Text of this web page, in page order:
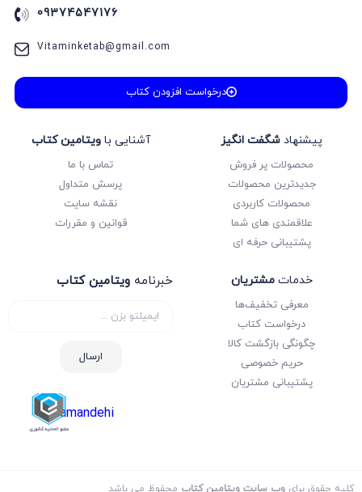
پیشنهاد شگفت انگیز
محصولات پر فروش
جدیدترین محصولات
محصولات کاربردی
علاقمندی های شما
پشتیبانی حرفه ای
آشنایی باویتامین کتاب
تماس با ما
پرسش متداول
نقشه سایت
قوانین و مقررات
خدماتمشتریان
معرفی تخفیف‌ها
درخواست کتاب
چگونگی بازگشت کالا
حریم خصوصی
پشتیبانی مشتریان
09374547176
Vitaminketab@gmail.com
درخواست افزودن کتاب
خبرنامه ویتامین کتاب
ارسال
samandehi
کلیه حقوق برای وب سایت ویتامین کتاب محفوظ می باشد